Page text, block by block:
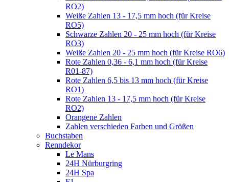
RO2)
Weiße Zahlen 13 - 17,5 mm hoch (für Kreise
RO5)
Schwarze Zahlen 20 - 25 mm hoch (für Kreise
RO3)
Weiße Zahlen 20 - 25 mm hoch (für Kreise RO6)
Rote Zahlen 0,36 - 6,1 mm hoch (für Kreise
R01-87)
Rote Zahlen 6,5 bis 13 mm hoch (für Kreise
RO1)
Rote Zahlen 13 - 17,5 mm hoch (für Kreise
RO2)
Orangene Zahlen
Zahlen verschieden Farben und Größen
Buchstaben
Renndekor
Le Mans
24H Nürburgring
24H Spa